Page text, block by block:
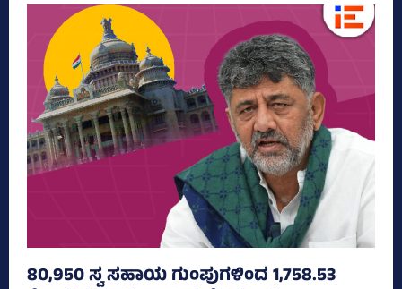
80,950 ಸ್ವ ಸಹಾಯ ಗುಂಪುಗಳಿಂದ 1,758.53